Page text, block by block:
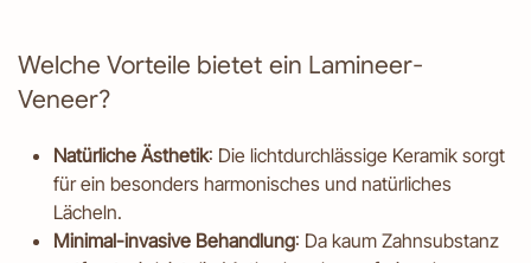
Welche Vorteile bietet ein Lamineer-
Veneer?
Natürliche Ästhetik: Die lichtdurchlässige Keramik sorgt
für ein besonders harmonisches und natürliches
Lächeln.
Minimal-invasive Behandlung: Da kaum Zahnsubstanz